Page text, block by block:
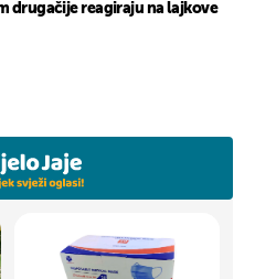
drugačije reagiraju na lajkove